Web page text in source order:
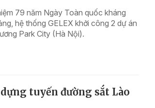
79 năm Ngày Toàn quốc kháng
hệ thống GELEX khởi công 2 dự án
Park City (Hà Nội).
tuyến đường sắt Lào